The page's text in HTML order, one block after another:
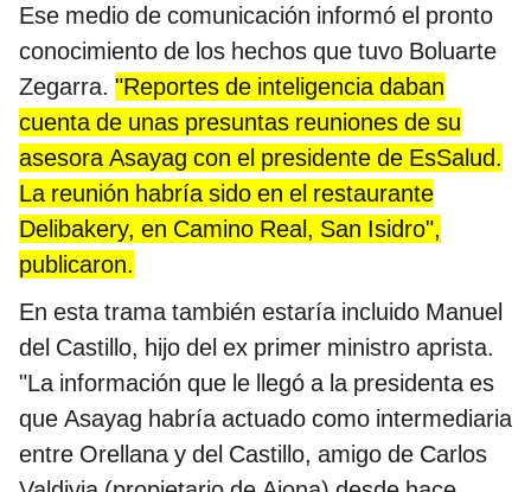
Ese medio de comunicación informó el pronto
conocimiento de los hechos que tuvo Boluarte
Zegarra. "Reportes de inteligencia daban
cuenta de unas presuntas reuniones de su
asesora Asayag con el presidente de EsSalud.
La reunión habría sido en el restaurante
Delibakery, en Camino Real, San Isidro",
publicaron.
En esta trama también estaría incluido Manuel
del Castillo, hijo del ex primer ministro aprista.
"La información que le llegó a la presidenta es
que Asayag habría actuado como intermediaria
entre Orellana y del Castillo, amigo de Carlos